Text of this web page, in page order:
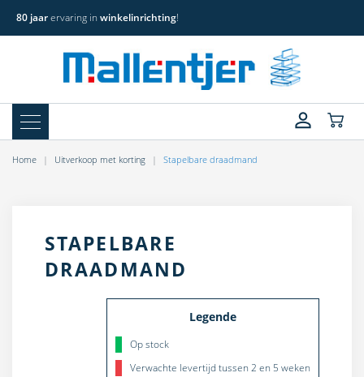
80 jaarervaring in winkelinrichting!
Home Uitverkoop met korting Stapelbare draadmand
STAPELBARE
DRAADMAND
Legende
Op stock
Verwachte levertijd tussen 2 en 5 weken